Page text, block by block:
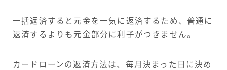
一括返済すると元金を一気に返済するため、普通に
返済するよりも元金部分に利子がつきません。
カードローンの返済方法は、毎月決まった日に決め